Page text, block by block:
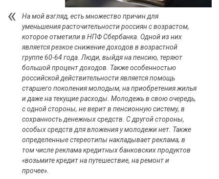
На мой взгляд, есть множество причин для
уменьшения расточительности россиян с возрастом,
которое отметили в НПФ Сбербанка. Одной из них
является резкое снижение доходов в возрастной
группе 60-64 года. Люди, выйдя на пенсию, теряют
большой процент доходов. Также особенностью
российской действительности является помощь
старшего поколения молодым, на приобретения жилья
и даже на текущие расходы. Молодежь в свою очередь,
с одной стороны, не верит в пенсионную систему, в
сохранность денежных средств. С другой стороны,
особых средств для вложения у молодежи нет. Также
определенные стереотипы накладывает реклама, в
том числе реклама кредитных банковских продуктов
«возьмите кредит на путешествие, на ремонт и
прочее».